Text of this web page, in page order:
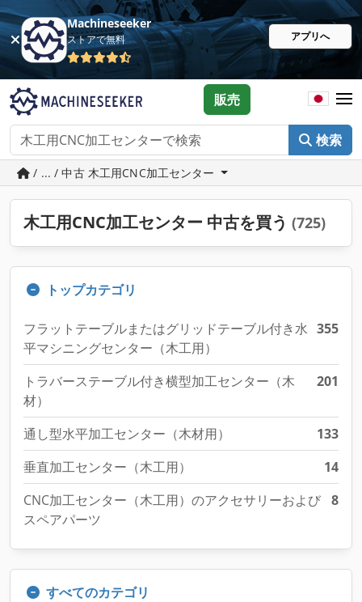
Machineseeker
ストアで無料 アプリへ
検索
販売
/ ... / 中古 木工用CNC加工センター
木工用CNC加工センター 中古を買う (725)
トップカテゴリ
フラットテーブルまたはグリッドテーブル付き水
平マシニングセンター（木工用）
355
トラバーステーブル付き横型加工センター（木
材）
201
通し型水平加工センター（木材用）
133
垂直加工センター（木工用）
14
CNC加工センター（木工用）のアクセサリーおよび
スペアパーツ
8
すべてのカテゴリ